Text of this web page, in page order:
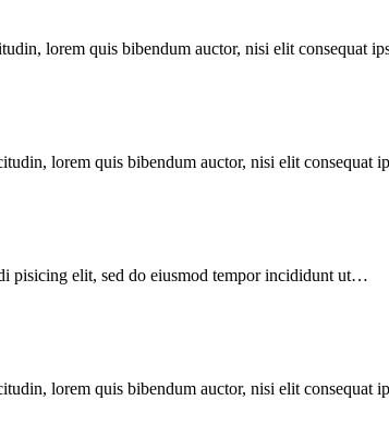
lorem quis bibendum auctor, nisi elit consequat
lorem quis bibendum auctor, nisi elit consequat
pisicing elit, sed do eiusmod tempor incididunt ut…
lorem quis bibendum auctor, nisi elit consequat